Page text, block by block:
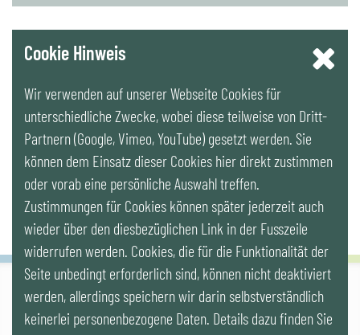
YouTube
LinkedIn
Newsletter
IG LEBENSZYKLUS BAU
Wipplingerstr. 10/Top 9, Stoß im Himmel, A-1010 Wien
Cookie Hinweis
Wir verwenden auf unserer Webseite Cookies für
unterschiedliche Zwecke, wobei diese teilweise von Dritt-
Partnern (Google, Vimeo, YouTube) gesetzt werden. Sie
können dem Einsatz dieser Cookies hier direkt zustimmen
oder vorab eine persönliche Auswahl treffen.
Zustimmungen für Cookies können später jederzeit auch
wieder über den diesbezüglichen Link in der Fusszeile
widerrufen werden. Cookies, die für die Funktionalität der
Seite unbedingt erforderlich sind, können nicht deaktiviert
werden, allerdings speichern wir darin selbstverständlich
keinerlei personenbezogene Daten. Details dazu finden Sie